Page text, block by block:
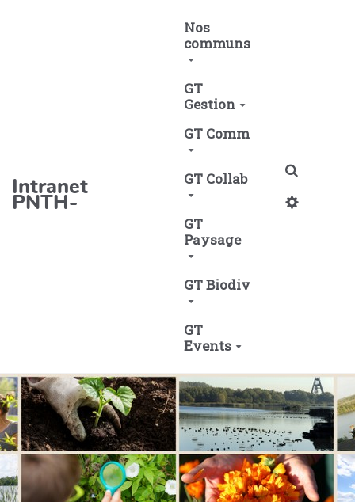
Aller au contenu principal
Intranet
PNTH-
Nos
communs
GT
Gestion
GT Comm
GT Collab
GT
Paysage
GT Biodiv
GT
Events